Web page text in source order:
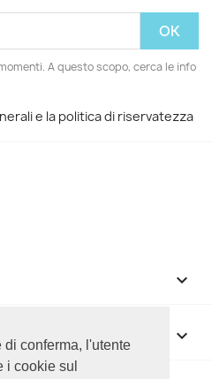
conferma, l'utente
i cookie sul
A questo scopo, cerca le info
e la politica di riservatezza

